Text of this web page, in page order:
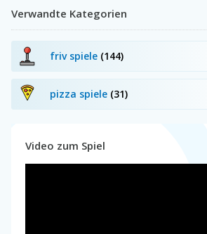
Verwandte Kategorien
friv spiele (144)
pizza spiele (31)
Video zum Spiel